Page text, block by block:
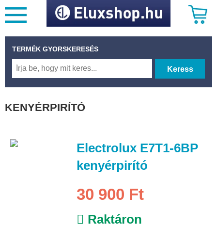
TERMÉK GYORSKERESÉS
Keress
KENYÉRPIRÍTÓ
Electrolux E7T1-6BP
kenyérpirító
30 900 Ft
Raktáron